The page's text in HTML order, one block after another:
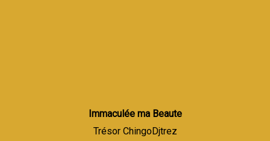
Immaculée ma Beaute
Trésor ChingoDjtrez